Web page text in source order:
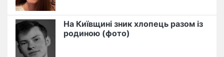
На Київщині зник хлопець разом із
родиною (фото)